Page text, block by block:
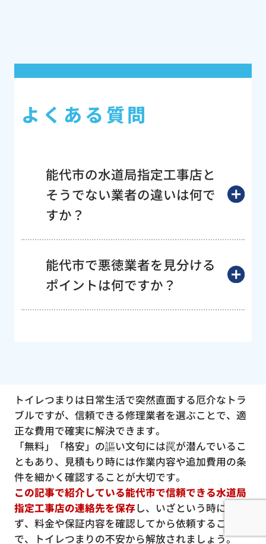
よくある質問
能代市の水道局指定工事店と
そうでない業者の違いは何で
すか？
能代市で悪徳業者を見分ける
ポイントは何ですか？
トイレつまりは日常生活で突然直面する厄介なトラ
ブルですが、信頼できる修理業者を選ぶことで、適
正な費用で確実に解決できます。
「無料」「格安」の謳い文句には罠が潜んでいるこ
ともあり、見積もり時には作業内容や追加費用の条
件を細かく確認することが大切です。
この記事で紹介している能代市で信頼できる水道局
指定工事店の連絡先を保存し、いざという時に慌て
ず、料金や保証内容を確認してから依頼すること
で、トイレつまりの不安から解放されましょう。